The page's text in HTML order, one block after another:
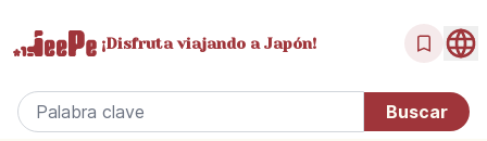
¡Disfrutaviajando a Japón!